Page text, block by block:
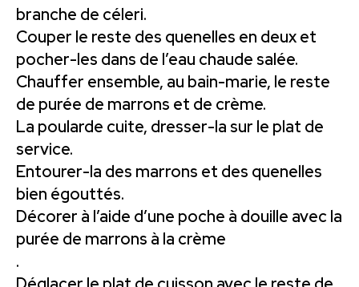
branche de céleri.
Couper le reste des quenelles en deux et
pocher-les dans de l’eau chaude salée.
Chauffer ensemble, au bain-marie, le reste
de purée de marrons et de crème.
La poularde cuite, dresser-la sur le plat de
service.
Entourer-la des marrons et des quenelles
bien égouttés.
Décorer à l’aide d’une poche à douille avec la
purée de marrons à la crème
.